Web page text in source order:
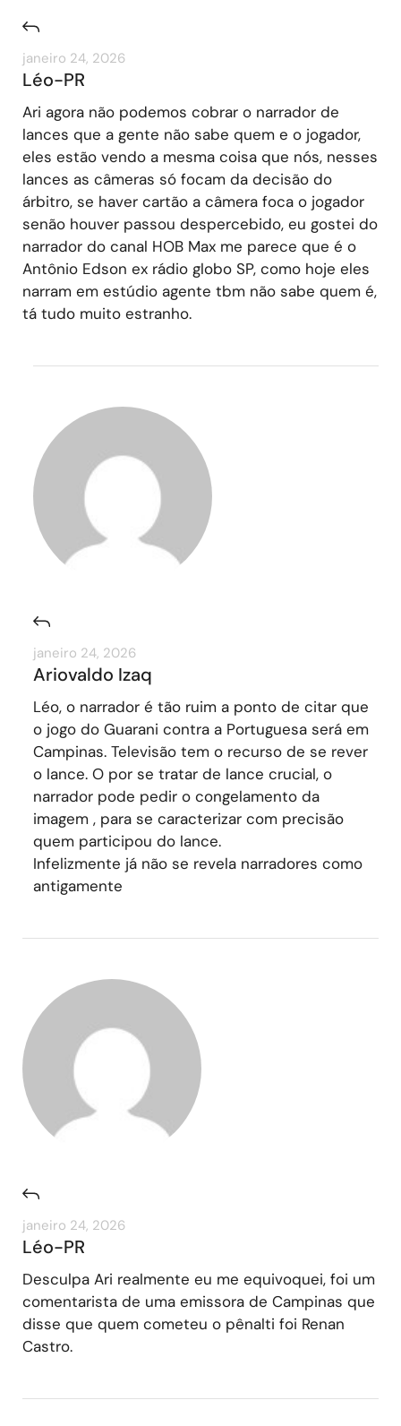
janeiro 24, 2026
Léo-PR
Ari agora não podemos cobrar o narrador de
lances que a gente não sabe quem e o jogador,
eles estão vendo a mesma coisa que nós, nesses
lances as câmeras só focam da decisão do
árbitro, se haver cartão a câmera foca o jogador
senão houver passou despercebido, eu gostei do
narrador do canal HOB Max me parece que é o
Antônio Edson ex rádio globo SP, como hoje eles
narram em estúdio agente tbm não sabe quem é,
tá tudo muito estranho.
janeiro 24, 2026
Ariovaldo Izaq
Léo, o narrador é tão ruim a ponto de citar que
o jogo do Guarani contra a Portuguesa será em
Campinas. Televisão tem o recurso de se rever
o lance. O por se tratar de lance crucial, o
narrador pode pedir o congelamento da
imagem , para se caracterizar com precisão
quem participou do lance.
Infelizmente já não se revela narradores como
antigamente
janeiro 24, 2026
Léo-PR
Desculpa Ari realmente eu me equivoquei, foi um
comentarista de uma emissora de Campinas que
disse que quem cometeu o pênalti foi Renan
Castro.